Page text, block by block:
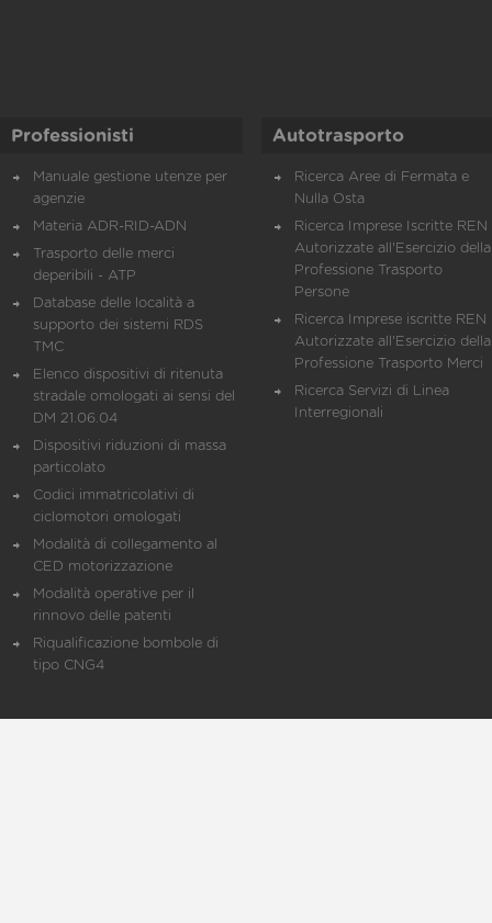
Professionisti
Manuale gestione utenze per
agenzie
Materia ADR-RID-ADN
Trasporto delle merci
deperibili - ATP
Database delle località a
supporto dei sistemi RDS
TMC
Elenco dispositivi di ritenuta
stradale omologati ai sensi del
DM 21.06.04
Dispositivi riduzioni di massa
particolato
Codici immatricolativi di
ciclomotori omologati
Modalità di collegamento al
CED motorizzazione
Modalità operative per il
rinnovo delle patenti
Riqualificazione bombole di
tipo CNG4
Autotrasporto
Ricerca Aree di Fermata e
Nulla Osta
Ricerca Imprese Iscritte REN
Autorizzate all'Esercizio della
Professione Trasporto
Persone
Ricerca Imprese iscritte REN
Autorizzate all'Esercizio della
Professione Trasporto Merci
Ricerca Servizi di Linea
Interregionali